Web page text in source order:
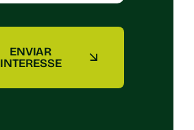
ENVIAR
INTERESSE